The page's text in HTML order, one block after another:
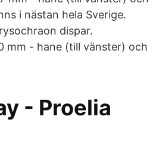
i nästan hela Sverige.
dispar.
mm - hane (till vänster) och
- Proelia